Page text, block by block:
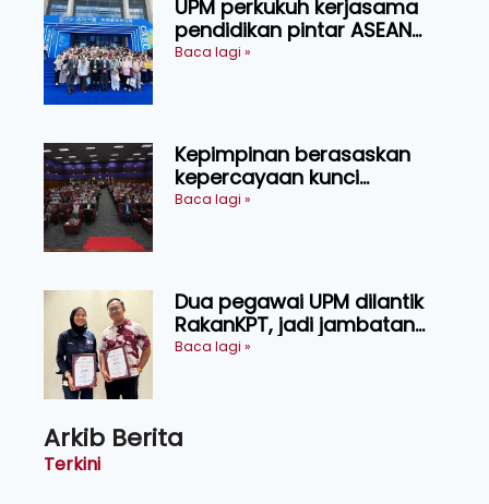
UPM perkukuh kerjasama
pendidikan pintar ASEAN
menerusi lawatan rasmi ke
Baca lagi »
Kepimpinan berasaskan
kepercayaan kunci
kecemerlangan institusi -
Baca lagi »
Dua pegawai UPM dilantik
RakanKPT, jadi jambatan
maklumat ke akar umbi
Baca lagi »
Arkib Berita
Terkini